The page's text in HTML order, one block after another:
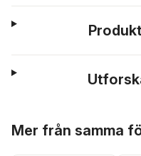
Mer från samma